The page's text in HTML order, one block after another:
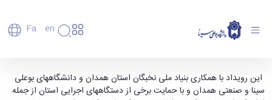
Fa En
دانشگاه
تاریخچه
اعضای
هیأت
علمی
رویداد «تولید ثروت از اپلیکیشن های موبایلی» -
دانشگاه بوعلی سینا همدان
این رویداد با همکاری بنیاد ملی نخبگان استان همدان و دانشگاه­های بوعلی
سینا و صنعتی همدان و با حمایت برخی از دستگاه­های اجرایی استان از جمله